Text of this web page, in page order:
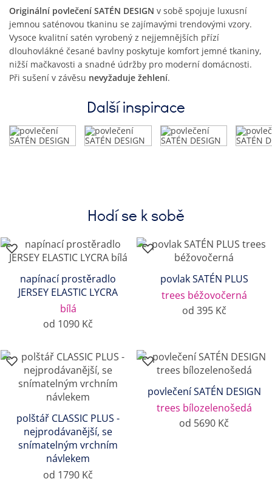
Originální povlečení SATÉN DESIGN v sobě spojuje luxusní
jemnou saténovou tkaninu se zajímavými trendovými vzory.
Vysoce kvalitní satén vyrobený z nejjemnějších přízí
dlouhovlákné česané bavlny poskytuje komfort jemné tkaniny,
nižší mačkavosti a snadné údržby pro moderní domácnosti.
Při sušení v závěsu nevyžaduje žehlení.
Další inspirace
Hodí se k sobě
napínací prostěradlo
JERSEY ELASTIC LYCRA
bílá
od 1090 Kč
povlak SATÉN PLUS
trees béžovočerná
od 395 Kč
polštář CLASSIC PLUS -
nejprodávanější, se
snímatelným vrchním
návlekem
od 1790 Kč
povlečení SATÉN DESIGN
trees bílozelenošedá
od 5690 Kč